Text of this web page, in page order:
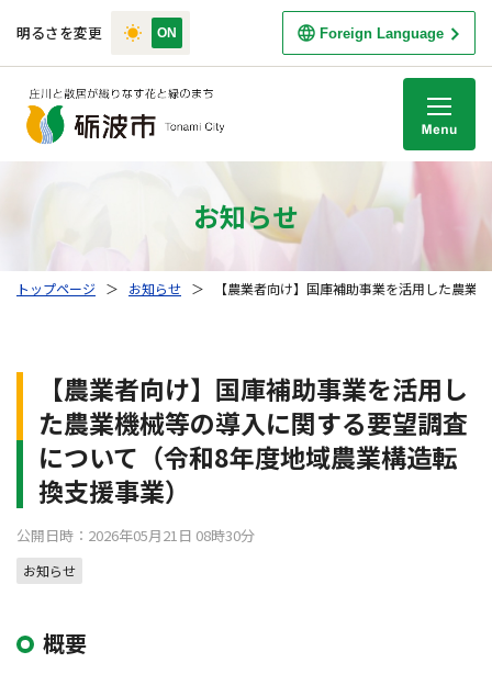
明るさを変更 Foreign Language
お知らせ
トップページ ＞ お知らせ ＞ 【農業者向け】国庫補助事業を活用した農
【農業者向け】国庫補助事業を活用し
た農業機械等の導入に関する要望調査
について（令和8年度地域農業構造転
換支援事業）
公開日時：2026年05月21日 08時30分
お知らせ
概要